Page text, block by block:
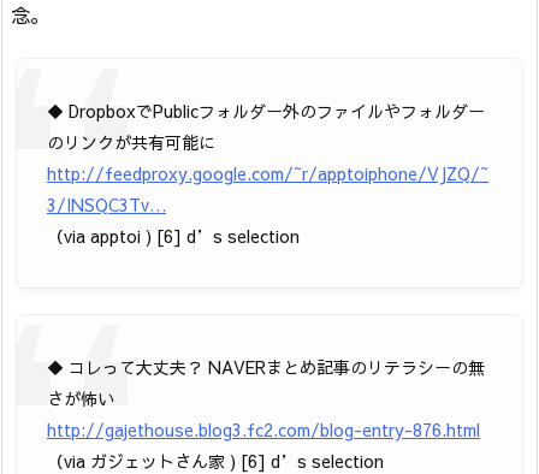
念。
◆ DropboxでPublicフォルダー外のファイルやフォルダー
のリンクが共有可能に
http://feedproxy.google.com/~r/apptoiphone/VJZQ/~
3/INSQC3Tv…
（via apptoi ) [6] d’s selection
◆ コレって大丈夫？ NAVERまとめ記事のリテラシーの無
さが怖い
http://gajethouse.blog3.fc2.com/blog-entry-876.html
（via ガジェットさん家 ) [6] d’s selection